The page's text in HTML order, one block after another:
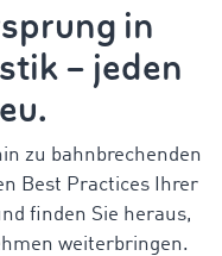
in
– jeden
zu bahnbrechenden
Best Practices Ihrer
finden Sie heraus,
weiterbringen.